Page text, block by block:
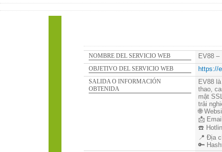
NOMBRE DEL SERVICIO WEB EV88
OBJETIVO DEL SERVICIO WEB https://
SALIDA O INFORMACIÓN
OBTENIDA
EV88
thao,
mật
trải
🌐
📩
☎️
📍 Địa
🔑